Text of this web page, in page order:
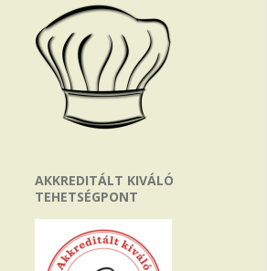
AKKREDITÁLT KIVÁLÓ
TEHETSÉGPONT